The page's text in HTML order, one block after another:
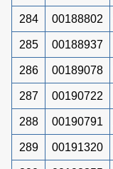
284 00188802
285 00188937
286 00189078
287 00190722
288 00190791
289 00191320